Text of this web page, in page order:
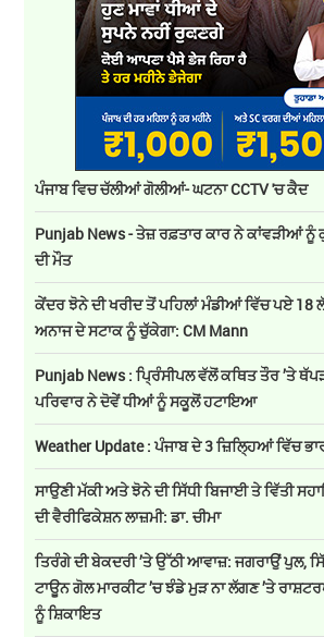
ਪੰਜਾਬ ਵਿਚ ਚੱਲੀਆਂ ਗੋਲੀਆਂ- ਘਟਨਾ CCTV 'ਚ ਕੈਦ
Punjab News - ਤੇਜ਼ ਰਫ਼ਤਾਰ ਕਾਰ ਨੇ ਕਾਂਵੜੀਆਂ
ਦੀ ਮੌਤ
ਕੇਂਦਰ ਝੋਨੇ ਦੀ ਖਰੀਦ ਤੋਂ ਪਹਿਲਾਂ ਮੰਡੀਆਂ ਵਿੱਚ ਪਏ 18
ਅਨਾਜ ਦੇ ਸਟਾਕ ਨੂੰ ਚੁੱਕੇਗਾ: CM Mann
Punjab News : ਪ੍ਰਿੰਸੀਪਲ ਵੱਲੋਂ ਕਥਿਤ ਤੌਰ ’ਤੇ
ਪਰਿਵਾਰ ਨੇ ਦੋਵੇਂ ਧੀਆਂ ਨੂੰ ਸਕੂਲੋਂ ਹਟਾਇਆ
Weather Update : ਪੰਜਾਬ ਦੇ 3 ਜ਼ਿਲ੍ਹਿਆਂ ਵਿੱਚ
ਸਾਉਣੀ ਮੱਕੀ ਅਤੇ ਝੋਨੇ ਦੀ ਸਿੱਧੀ ਬਿਜਾਈ ਤੇ ਵਿੱਤੀ
ਦੀ ਵੈਰੀਫਿਕੇਸ਼ਨ ਲਾਜ਼ਮੀ: ਡਾ. ਚੀਮਾ
ਤਿਰੰਗੇ ਦੀ ਬੇਕਦਰੀ ’ਤੇ ਉੱਠੀ ਆਵਾਜ਼: ਜਗਰਾਉਂ ਪੁਲ,
ਟਾਊਨ ਗੋਲ ਮਾਰਕੀਟ ’ਚ ਝੰਡੇ ਮੁੜ ਨਾ ਲੱਗਣ ’ਤੇ
ਨੂੰ ਸ਼ਿਕਾਇਤ